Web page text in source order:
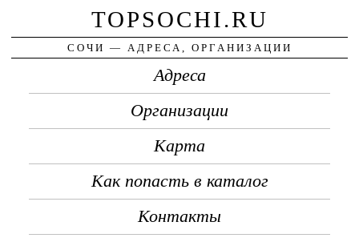
TOPSOCHI.RU
СОЧИ — АДРЕСА, ОРГАНИЗАЦИИ
Адреса
Организации
Карта
Как попасть в каталог
Контакты